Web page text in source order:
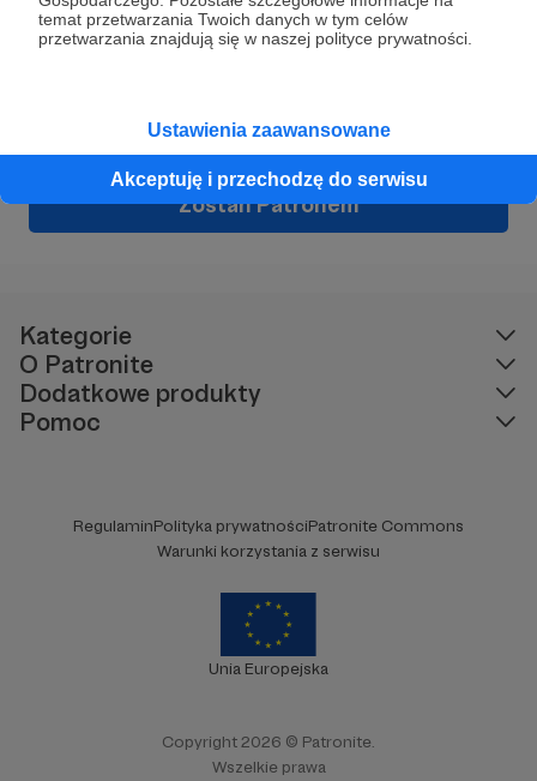
temat przetwarzania Twoich danych w tym celów
przetwarzania znajdują się w naszej polityce prywatności.
Ustawienia zaawansowane
Akceptuję i przechodzę do serwisu
Wesprzyj działalność AutoraBoski Prysznic
Zostań Patronem
Kategorie
O Patronite
Dodatkowe produkty
Pomoc
RegulaminPolityka prywatnościPatronite Commons
Warunki korzystania z serwisu
Unia Europejska
Copyright 2026 © Patronite.
Wszelkie prawa